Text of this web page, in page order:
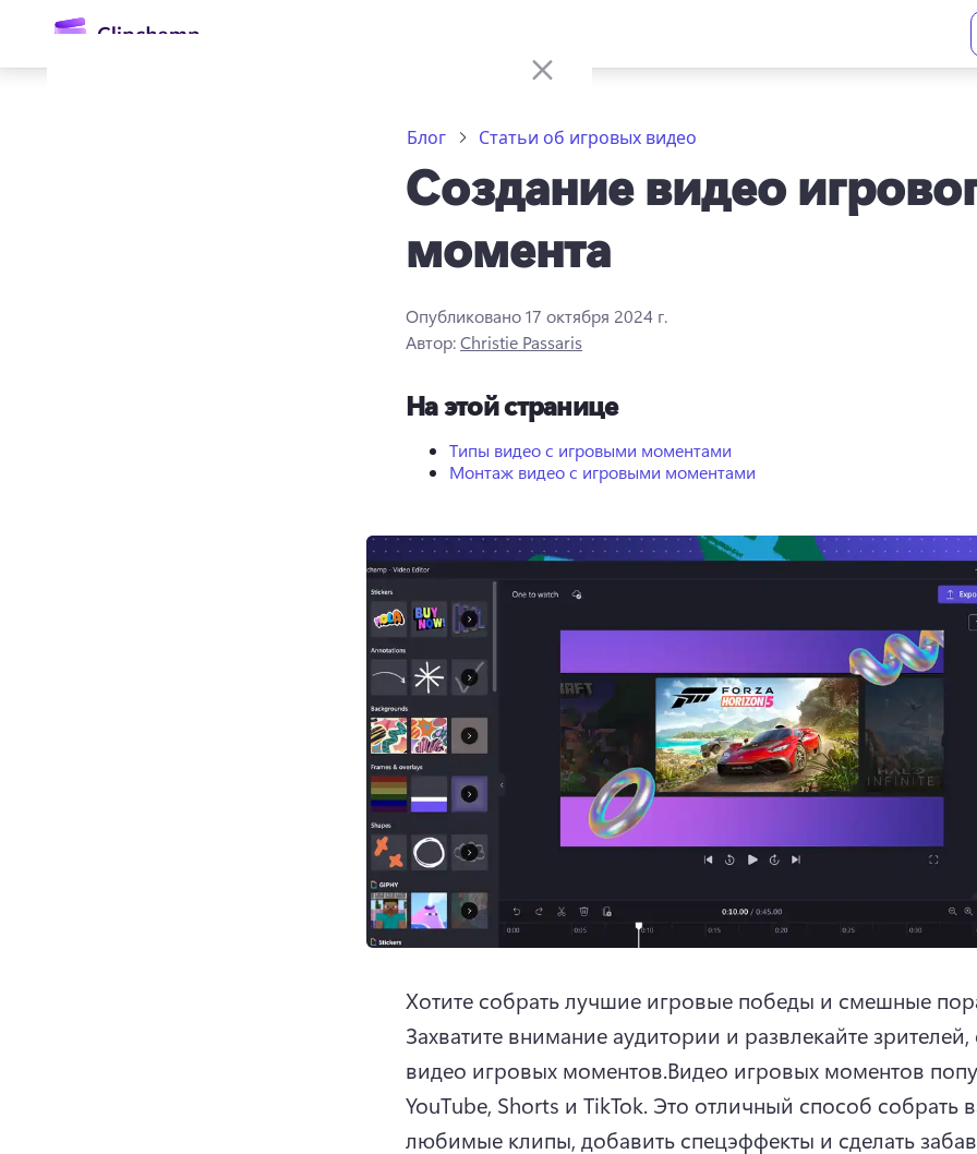
содержимому
Блог Статьи об игровых видео
Создание видео
момента
Опубликовано17 октября 2024 г.
Автор:Christie Passaris
На этой странице
Типы видео с игровыми моментами
Монтаж видео с игровыми моментами
Хотите собрать лучшие игровые победы и смешные
Захватите внимание аудитории и развлекайте
видео игровых моментов.Видео игровых моментов
YouTube, Shorts и TikTok. Это отличный способ собрать
любимые клипы, добавить спецэффекты и сделать